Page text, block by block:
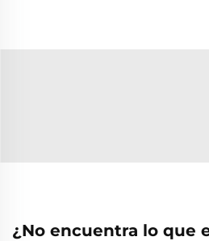
¿No encuentra lo que